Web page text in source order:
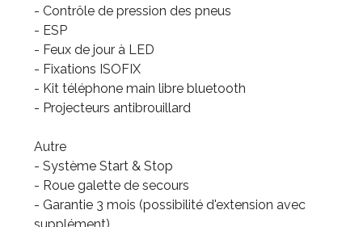
- Contrôle de pression des pneus
- ESP
- Feux de jour à LED
- Fixations ISOFIX
- Kit téléphone main libre bluetooth
- Projecteurs antibrouillard
Autre
- Système Start & Stop
- Roue galette de secours
- Garantie 3 mois (possibilité d'extension avec
supplément)